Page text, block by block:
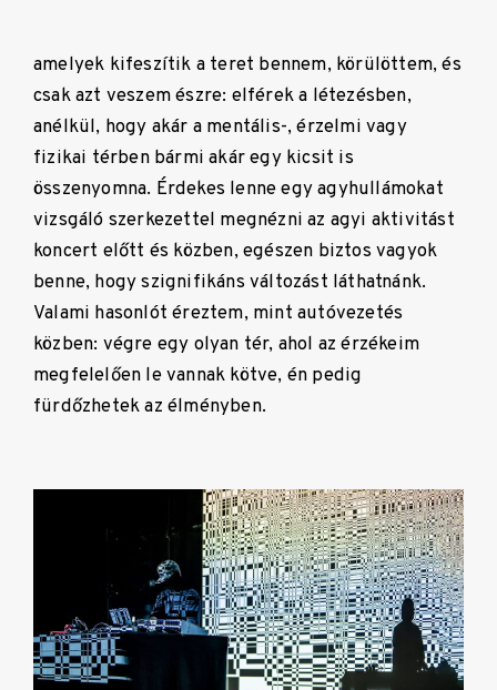
amelyek kifeszítik a teret bennem, körülöttem, és
csak azt veszem észre: elférek a létezésben,
anélkül, hogy akár a mentális-, érzelmi vagy
fizikai térben bármi akár egy kicsit is
összenyomna. Érdekes lenne egy agyhullámokat
vizsgáló szerkezettel megnézni az agyi aktivitást
koncert előtt és közben, egészen biztos vagyok
benne, hogy szignifikánsváltozást láthatnánk.
Valami hasonlót éreztem, mint autóvezetés
közben: végre egy olyan tér, ahol az érzékeim
megfelelően le vannak kötve, én pedig
fürdőzhetek az élményben.